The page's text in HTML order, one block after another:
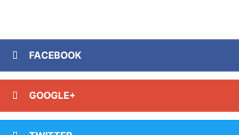
FACEBOOK
GOOGLE+